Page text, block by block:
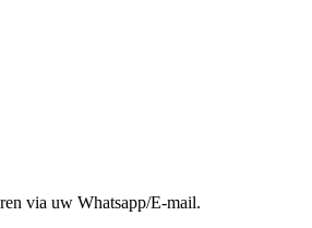
via uw Whatsapp/E-mail.